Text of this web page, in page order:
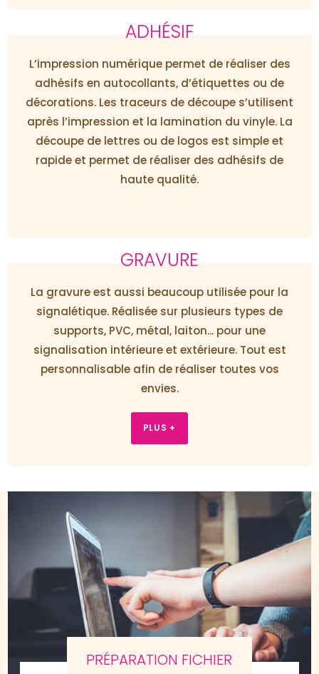
ADHÉSIF
L’impression numérique permet de réaliser des
adhésifs en autocollants, d’étiquettes ou de
décorations. Les traceurs de découpe s’utilisent
après l’impression et la lamination du vinyle. La
découpe de lettres ou de logos est simple et
rapide et permet de réaliser des adhésifs de
haute qualité.
GRAVURE
La gravure est aussi beaucoup utilisée pour la
signalétique. Réalisée sur plusieurs types de
supports, PVC, métal, laiton... pour une
signalisation intérieure et extérieure. Tout est
personnalisable afin de réaliser toutes vos
envies.
PLUS +
PRÉPARATION FICHIER